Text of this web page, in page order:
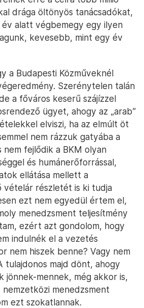
drága öltönyös tanácsadókat,
alatt végbemegy egy ilyen
kevesebb, mint egy év
a Budapesti Közműveknél
Szerénytelen talán
a főváros keserű szájízzel
ügyet, ahogy az „arab”
elviszi, ha az elmúlt öt
nem rázzuk gatyába a
fejlődik a BKM olyan
és humánerőforrással,
ellátása mellett a
vételár részletét is ki tudja
ezt nem egyedül értem el,
menedzsment teljesítmény
ezért azt gondolom, hogy
indulnék el a vezetés
nem hiszek benne? Vagy nem
tulajdonos majd dönt, ahogy
jönnek-mennek, még akkor is,
nemzetközi menedzsment
ezt szokatlannak.